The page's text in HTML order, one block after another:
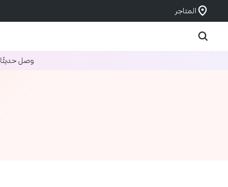
المتاجر
وصل حديثًا